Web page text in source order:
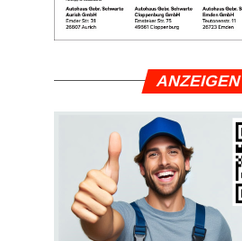
ANZEI­GEN